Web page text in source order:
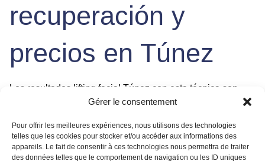
Gérer le consentement
Pour offrir les meilleures expériences, nous utilisons des technologies
telles que les cookies pour stocker et/ou accéder aux informations des
appareils. Le fait de consentir à ces technologies nous permettra de traiter
des données telles que le comportement de navigation ou les ID uniques
recuperación y
precios en Túnez
Los resultados lifting facial Túnez con esta técnica son
visibles de forma instantánea, con un óvalo facial más
Durante las siguientes semanas, a medida que el
organismo produce nuevo colágeno estimulado por los
hilos PDO, la piel gana en densidad, firmeza y calidad,